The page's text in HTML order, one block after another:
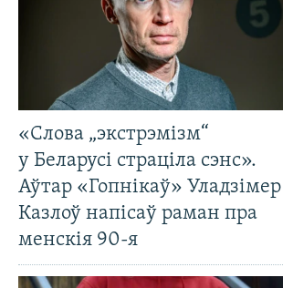
«Слова „экстрэмізм“
у Беларусі страціла сэнс».
Аўтар «Гопнікаў» Уладзімер
Казлоў напісаў раман пра
менскія 90-я